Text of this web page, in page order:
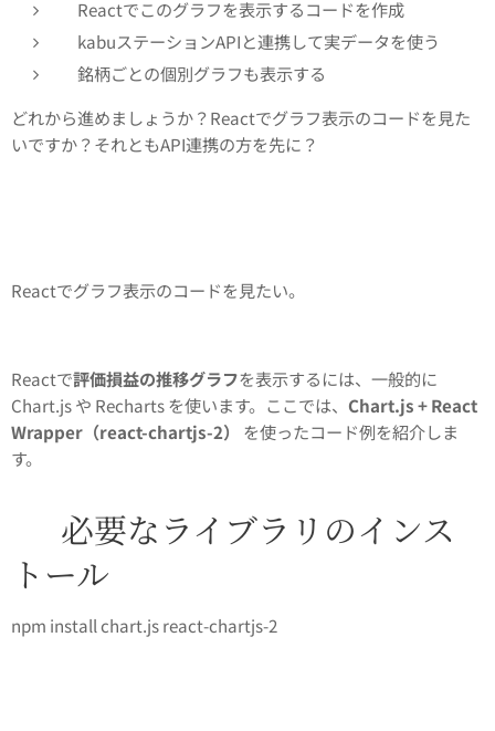
Reactでこのグラフを表示するコードを作成
kabuステーションAPIと連携して実データを使う
銘柄ごとの個別グラフも表示する
どれから進めましょうか？Reactでグラフ表示のコードを見た
いですか？それともAPI連携の方を先に？
Reactでグラフ表示のコードを見たい。
Reactで評価損益の推移グラフを表示するには、一般的に
Chart.js や Recharts を使います。ここでは、 Chart.js + React
Wrapper（react-chartjs-2）
を使ったコード例を紹介しま
す。
📦 必要なライブラリのインス
トール
npm install chart.js react-chartjs-2